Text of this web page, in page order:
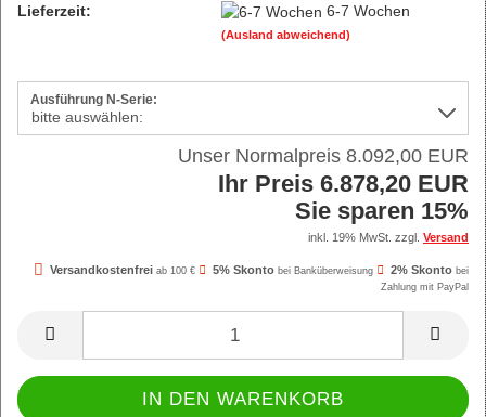
Lieferzeit:
6-7 Wochen
(Ausland abweichend)
Ausführung N-Serie:
Unser Normalpreis 8.092,00 EUR
Ihr Preis 6.878,20 EUR
Sie sparen 15%
inkl. 19% MwSt. zzgl. Versand
Versandkostenfrei ab 100 € 5% Skonto bei Banküberweisung 2% Skonto bei
Zahlung mit PayPal